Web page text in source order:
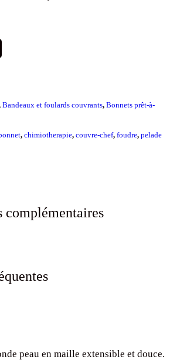
Bandeaux et foulards couvrants, Bonnets prêt-à-
, chimiotherapie, couvre-chef, foudre, pelade
complémentaires
peau en maille extensible et douce.